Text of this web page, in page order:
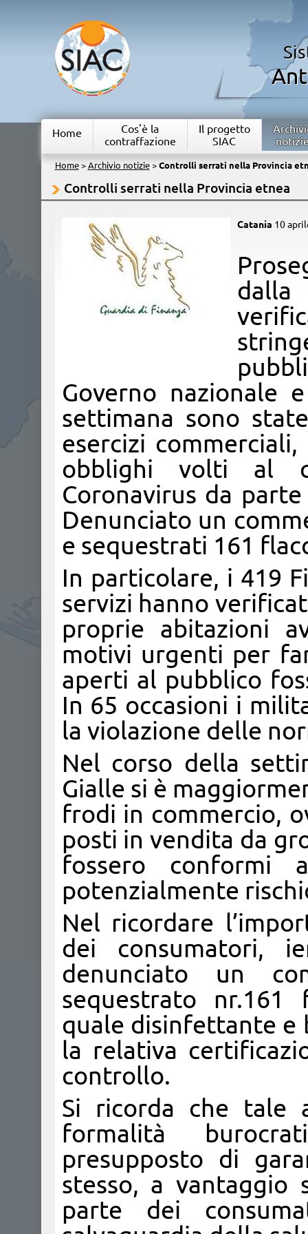
Home
Cos'è la
contraffazione
Il progetto
SIAC
Home> Archivio notizie> Controlli serrati nella Provincia
Controlli serrati nella Provincia etnea
Catania 10
dalla
Governo nazionale
settimana sono
esercizi
obblighi volti al
Coronavirus da
Denunciato un
e sequestrati 161
In particolare, i 419
servizi hanno
proprie abitazioni
motivi urgenti per
aperti al pubblico
In 65 occasioni i
la violazione delle
Nel corso della
Gialle si è
frodi in commercio,
posti in vendita da
fossero
potenzialmente
Nel ricordare
dei consumatori,
denunciato un
sequestrato nr.161
quale disinfettante e
la relativa
controllo.
Si ricorda che tale
formalità
presupposto di
stesso, a vantaggio
parte dei